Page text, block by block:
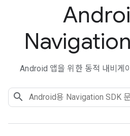
Android 앱을 위한 동적 내비게